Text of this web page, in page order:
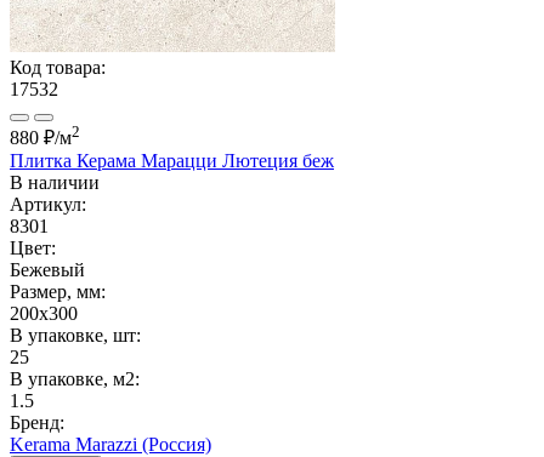
Код товара:
17532
880 ₽/м2
Плитка Керама Марацци Лютеция беж
В наличии
Артикул:
8301
Цвет:
Бежевый
Размер, мм:
200x300
В упаковке, шт:
25
В упаковке, м2:
1.5
Бренд:
Kerama Marazzi (Россия)